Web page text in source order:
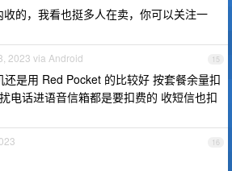
收的，我看也挺多人在卖，你可以关注一
15
2023 via Android
是用 Red Pocket 的比较好 按套餐余量扣
电话进语音信箱都是要扣费的 收短信也扣
16